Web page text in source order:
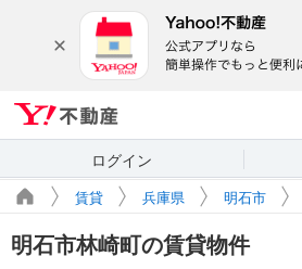
ログイン
賃貸 兵庫県 明石市
明石市林崎町の賃貸物件